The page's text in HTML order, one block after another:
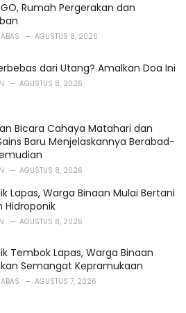
Rumah Pergerakan dan
AGUSTUS 8, 2026
dari Utang? Amalkan Doa Ini
AGUSTUS 8, 2026
Bicara Cahaya Matahari dan
Baru Menjelaskannya Berabad-
AGUSTUS 8, 2026
Lapas, Warga Binaan Mulai Bertani
Hidroponik
AGUSTUS 8, 2026
Tembok Lapas, Warga Binaan
Semangat Kepramukaan
AGUSTUS 7, 2026